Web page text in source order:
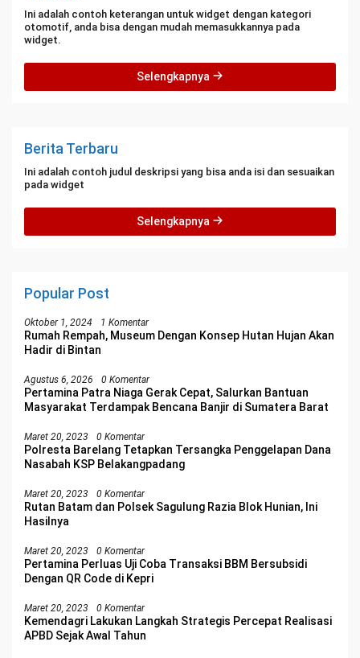
Ini adalah contoh keterangan untuk widget dengan kategori
otomotif, anda bisa dengan mudah memasukkannya pada
widget.
Selengkapnya
Berita Terbaru
Ini adalah contoh judul deskripsi yang bisa anda isi dan sesuaikan
pada widget
Selengkapnya
Popular Post
Oktober 1, 2024 1 Komentar
Rumah Rempah, Museum Dengan Konsep Hutan Hujan Akan
Hadir di Bintan
Agustus 6, 2026 0 Komentar
Pertamina Patra Niaga Gerak Cepat, Salurkan Bantuan
Masyarakat Terdampak Bencana Banjir di Sumatera Barat
Maret 20, 2023 0 Komentar
Polresta Barelang Tetapkan Tersangka Penggelapan Dana
Nasabah KSP Belakangpadang
Maret 20, 2023 0 Komentar
Rutan Batam dan Polsek Sagulung Razia Blok Hunian, Ini
Hasilnya
Maret 20, 2023 0 Komentar
Pertamina Perluas Uji Coba Transaksi BBM Bersubsidi
Dengan QR Code di Kepri
Maret 20, 2023 0 Komentar
Kemendagri Lakukan Langkah Strategis Percepat Realisasi
APBD Sejak Awal Tahun